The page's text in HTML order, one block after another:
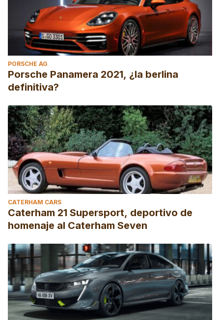
PORSCHE AG
Porsche Panamera 2021, ¿la berlina
definitiva?
CATERHAM CARS
Caterham 21 Supersport, deportivo de
homenaje al Caterham Seven